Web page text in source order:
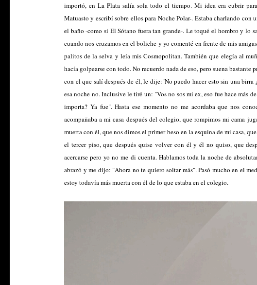
importó, en La Plata salía sola todo el tiempo. Mi idea era cubrir
Matuasto y escribí sobre ellos para Noche Polar-. Estaba charlando
el baño -como si El Sótano fuera tan grande-. Le toqué el hombro y lo
cuando nos cruzamos en el boliche y yo comenté en frente de mis
palitos de la selva y leía mis Cosmopolitan. También que elegía al
hacía golpearse con todo. No recuerdo nada de eso, pero suena
con el que salí después de él, le dije:"No puedo hacer esto sin una
esa noche no. Inclusive le tiré un: "Vos no sos mi ex, eso fue hace más
importa? Ya fue". Hasta ese momento no me acordaba que nos
acompañaba a mi casa después del colegio, que rompimos mi cama
muerta con él, que nos dimos el primer beso en la esquina de mi casa,
el tercer piso, que después quise volver con él y él no quiso, que
acercarse pero yo no me di cuenta. Hablamos toda la noche de
abrazó y me dijo: "Ahora no te quiero soltar más". Pasó mucho en el
estoy todavía más muerta con él de lo que estaba en el colegio.